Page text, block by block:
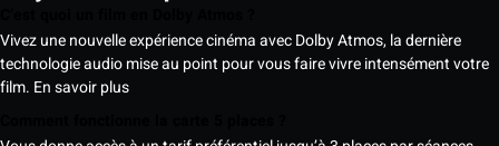
Vivez une nouvelle expérience cinéma avec Dolby Atmos, la dernière
technologie audio mise au point pour vous faire vivre intensément votre
film. En savoir plus